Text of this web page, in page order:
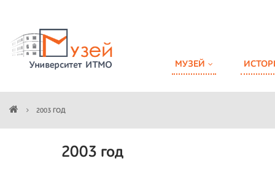
МУЗЕЙ
2003 ГОД
2003 год